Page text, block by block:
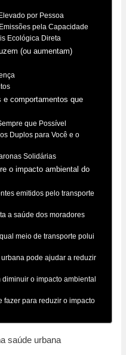
por Pessoa
pela Capacidade
Ecológica Direta
(ou aumentam)
comportamentos que
que Possível
Duplos para Você e o
Solidárias
o impacto ambiental do
emitidos pelo transporte
a saúde dos moradores
meio de transporte polui
pode ajudar a reduzir
o impacto ambiental
fazer para reduzir o impacto
saúde urbana